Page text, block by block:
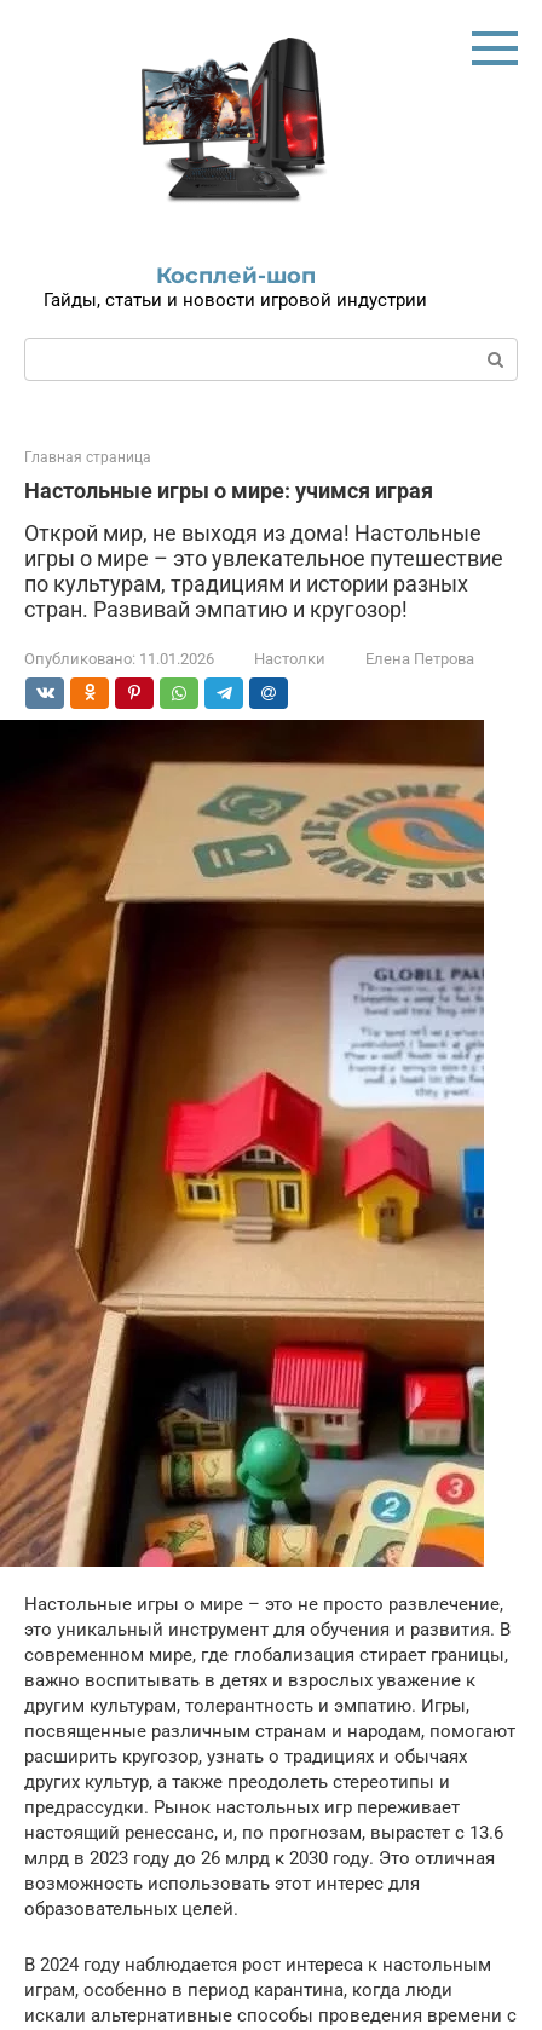
Косплей-шоп
Гайды, статьи и новости игровой индустрии
Поиск:
Главная страница
Настольные игры о мире: учимся играя
Открой мир, не выходя из дома! Настольные
игры о мире – это увлекательное путешествие
по культурам, традициям и истории разных
стран. Развивай эмпатию и кругозор!
Опубликовано: 11.01.2026 Настолки Елена Петрова
Настольные игры о мире – это не просто развлечение,
это уникальный инструмент для обучения и развития. В
современном мире, где глобализация стирает границы,
важно воспитывать в детях и взрослых уважение к
другим культурам, толерантность и эмпатию. Игры,
посвященные различным странам и народам, помогают
расширить кругозор, узнать о традициях и обычаях
других культур, а также преодолеть стереотипы и
предрассудки. Рынок настольных игр переживает
настоящий ренессанс, и, по прогнозам, вырастет с 13.6
млрд в 2023 году до 26 млрд к 2030 году. Это отличная
возможность использовать этот интерес для
образовательных целей.
В 2024 году наблюдается рост интереса к настольным
играм, особенно в период карантина, когда люди
искали альтернативные способы проведения времени с